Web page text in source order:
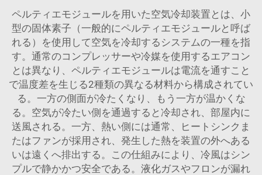
ペルティエモジュールを用いた空気冷却装置とは、小
型の固体素子（一般的にペルティエモジュールと呼ば
れる）を使用して空気を冷却するシステムの一種を指
す。通常のコンプレッサーや冷媒を使用するエアコン
とは異なり、ペルティエモジュールは電流を通すこと
で温度差を生じる2種類の異なる材料から構成されてい
る。一方の側面が冷たくなり、もう一方が温かくな
る。空気が冷たい側を通過すると冷却され、部屋内に
送風される。一方、熱い側には通常、ヒートシンクま
たはファンが採用され、発生した熱を装置の外へある
いは遠くへ排出する。この仕組みにより、冷風はシン
プルで静かかつ安全である。液化ガスやフロンが漏れ